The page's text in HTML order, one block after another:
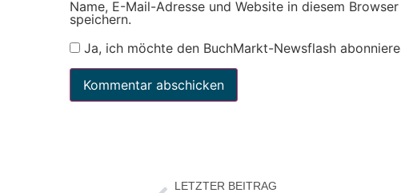
Name, E-Mail-Adresse und Website in diesem
speichern.
Ja, ich möchte den BuchMarkt-Newsflash
LETZTER BEITRAG